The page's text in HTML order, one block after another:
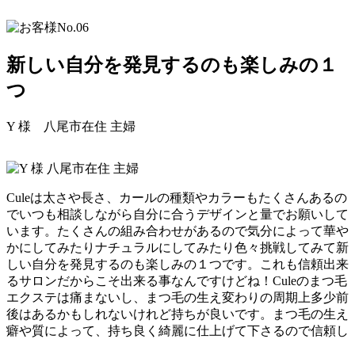
新しい自分を発見するのも楽しみの１
つ
Y 様 八尾市在住 主婦
Culeは太さや長さ、カールの種類やカラーもたくさんあるの
でいつも相談しながら自分に合うデザインと量でお願いして
います。たくさんの組み合わせがあるので気分によって華や
かにしてみたりナチュラルにしてみたり色々挑戦してみて新
しい自分を発見するのも楽しみの１つです。これも信頼出来
るサロンだからこそ出来る事なんですけどね！Culeのまつ毛
エクステは痛まないし、まつ毛の生え変わりの周期上多少前
後はあるかもしれないけれど持ちが良いです。まつ毛の生え
癖や質によって、持ち良く綺麗に仕上げて下さるので信頼し